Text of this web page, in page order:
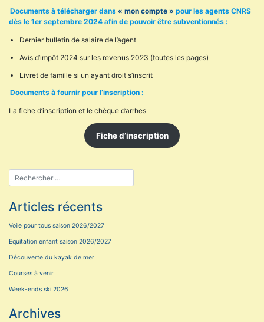
Documents à télécharger dans« mon compte » pour les agents CNRS
dès le 1er septembre 2024 afin de pouvoir être subventionnés :
Dernier bulletin de salaire de l’agent
Avis d’impôt 2024 sur les revenus 2023 (toutes les pages)
Livret de famille si un ayant droit s’inscrit
Documents à fournir pour l’inscription :
La fiche d’inscription et le chèque d’arrhes
Fiche d’inscription
Articles récents
Voile pour tous saison 2026/2027
Equitation enfant saison 2026/2027
Découverte du kayak de mer
Courses à venir
Week-ends ski 2026
Archives